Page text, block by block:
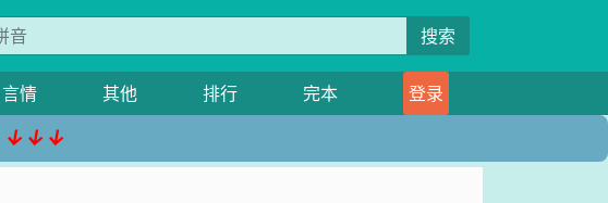
搜索
言情 其他 排行 完本 登录
↓↓↓